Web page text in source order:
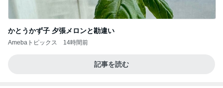
かとうかず子 夕張メロンと勘違い
Amebaトピックス 14時間前
記事を読む